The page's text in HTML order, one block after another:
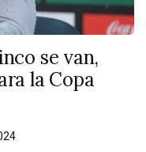
se van,
la Copa